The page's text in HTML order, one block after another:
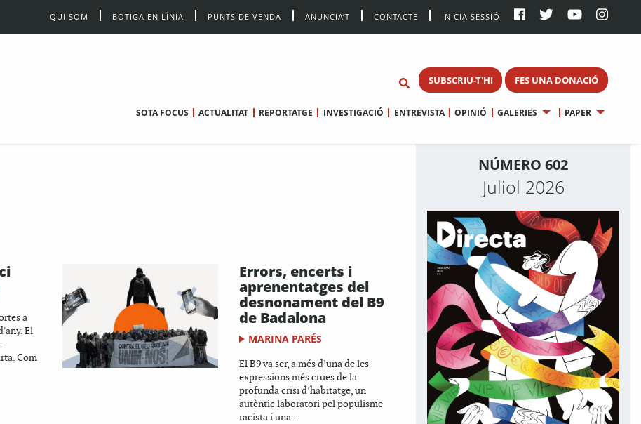
QUI SOM BOTIGA EN LÍNIA PUNTS DE VENDA ANUNCIA’T CONTACTE INICIA SESSIÓ
SUBSCRIU-T'HI FES UNA DONACIÓ
SOTA FOCUS ACTUALITAT REPORTATGE INVESTIGACIÓ ENTREVISTA OPINIÓ GALERIES PAPER
a
El
Com
Errors, encerts i
aprenentatges del
desnonament del B9
de Badalona
MARINA PARÉS
El B9 va ser, a més d’una de les
expressions més crues de la
profunda crisi d’habitatge, un
autèntic laboratori pel populisme
racista i una...
NÚMERO 602
Juliol 2026